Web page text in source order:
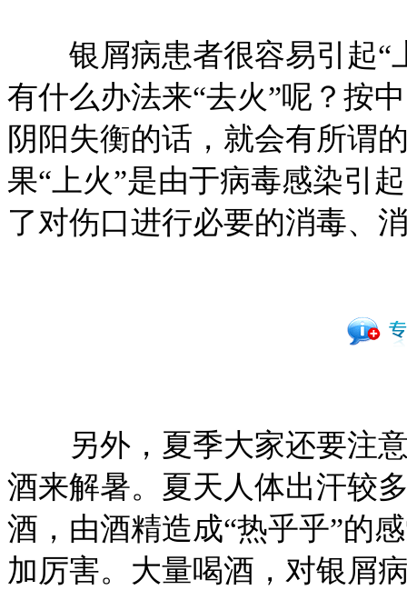
银屑病患者很容易引起“
有什么办法来“去火”呢？按
阴阳失衡的话，就会有所谓
果“上火”是由于病毒感染引
了对伤口进行必要的消毒、
另外，夏季大家还要注意
酒来解暑。夏天人体出汗较
酒，由酒精造成“热乎乎”的
加厉害。大量喝酒，对银屑